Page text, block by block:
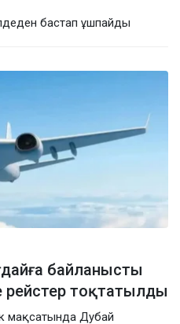
бастап ұшпайды
байланысты
рейстер тоқтатылды
мақсатында Дубай